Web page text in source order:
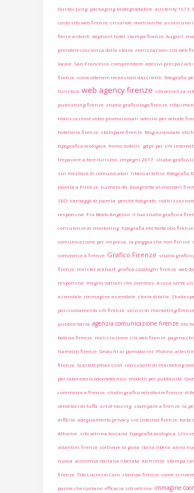
Gustav Jung packaging biodegradabile austerity 1973
costo sito web firenze crisalide matriarche a ciascuno
fieri e ardenti depliant hotel stampa firenze Auguri
prendere coscienza della storia realizzazioni siti web
locale San Francesco comprendere adesivi prespaziati
firenze come ottenere recensioni dai clienti fotografia
turistica web agency firenze convenienza
publishing firenze studio grafico logo firenze
realizzazione video promozionali adesivi per vetrate
hotellerie firenze stampare firenze Blog aziendale
tipografica ecologica homo nobilis gdpr per siti
Imparare a fare turismo impegni 2017 studio grafico
sul mestiere di comunicatori libero arbitrio fotografia
Joomla a Firenze numero 40 tovagliette alimentari
SEO Vantaggi di Joomla perchè fotografo
responsive Fra Beato Angelico il tuo studio grafico a
consulenze di marketing tipografia etichette olio firenze
comunicazione per impresa la pioggia che non finisce
commerce a firenze Grafico Firenze studio grafico
firenze meister eckhart grafica cataloghi firenze web
responsive meglio italiani che zombies A cosa serve
aziendale immagine aziendale storia ditalia
posizionamento siti firenze servizi di marketing firenze
pubblicitaria agenzia comunicazione firenze
bobina firenze realizzazione siti web firenze pagina
hamelin firenze Gnocchi ai pomodorini Plotino
firenze Scarlett Johansson consulenti di marketing
per laboratorio odontotecnico modelli per pubblicità
commerce a firenze studio grafico vetrofanie firenze
venditori di fuffa art of loosing stampare a firenze la
difficile adeguamento privacy siti internet firenze torta
Athanor sito vetrina toscana tipografia ecologica Ulisse
volantini firenze coltivare la gioia italia libera anno
nuova economia italiana liberata Alchimia stampa
firenze Tito Lucrezio Caro stampa firenze come
parole che contano efficacia siti vetrina immagine